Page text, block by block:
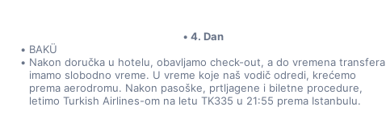
4. Dan
BAKÜ
Nakon doručka u hotelu, obavljamo check-out, a do vremena transfera
imamo slobodno vreme. U vreme koje naš vodič odredi, krećemo
prema aerodromu. Nakon pasoške, prtljagene i biletne procedure,
letimo Turkish Airlines-om na letu TK335 u 21:55 prema Istanbulu.